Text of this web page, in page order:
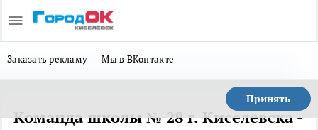
Заказать рекламу Мы в ВКонтакте
Принять
Команда школы № 28 г. Киселевска -